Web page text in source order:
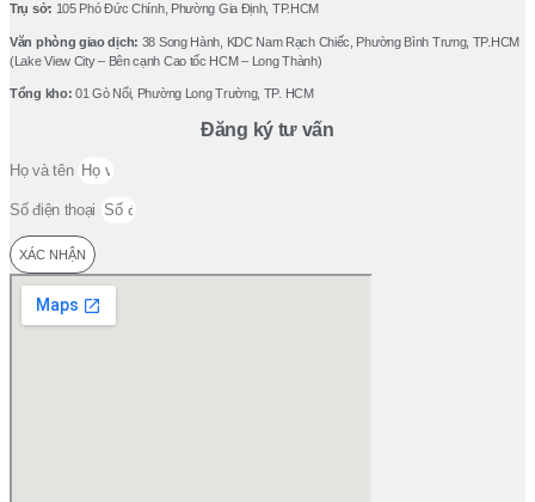
Trụ sở: 105 Phó Ðức Chính, Phường Gia Ðịnh, TP.HCM
Văn phòng giao dịch: 38 Song Hành, KDC Nam Rạch Chiếc, Phường Bình Trưng, TP.HCM
(Lake View City – Bên cạnh Cao tốc HCM – Long Thành)
Tổng kho: 01 Gò Nổi, Phường Long Trường, TP. HCM
Đăng ký tư vấn
Họ và tên
Số điện thoại
XÁC NHẬN